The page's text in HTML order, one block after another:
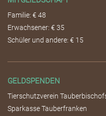
Familie: € 48
Erwachsener: € 35
Schüler und andere: € 15
GELDSPENDEN
Tierschutzverein
Sparkasse Tauberfranken